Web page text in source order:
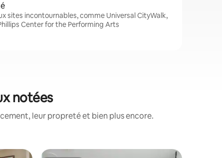
sites incontournables, comme Universal CityWalk,
Center for the Performing Arts
notées
leur propreté et bien plus encore.